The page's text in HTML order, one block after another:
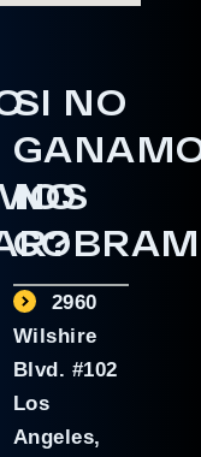
SI NO
NO
2960
Wilshire
Blvd. #102
Los
Angeles,